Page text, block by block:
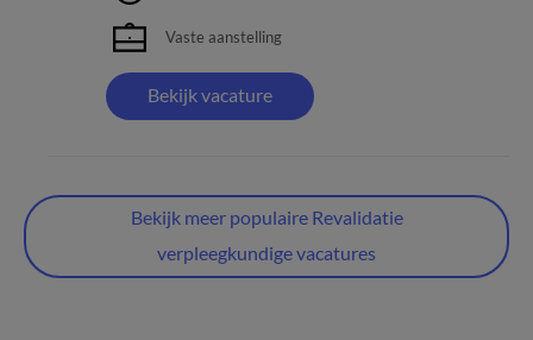
Vaste aanstelling
Bekijk vacature
Bekijk meer populaire Revalidatie
verpleegkundige vacatures